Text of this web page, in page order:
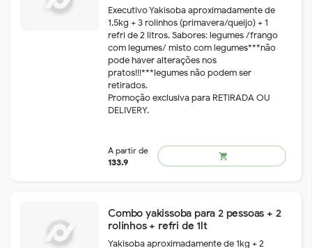
26.6
shopping_cart
Executivo Yakisoba aproximadamente de
1,5kg + 3 rolinhos (primavera/queijo) + 1
refri de 2 litros. Sabores: legumes /frango
com legumes/ misto com legumes***não
pode haver alterações nos
pratos!!!***legumes não podem ser
retirados.
Promoção exclusiva para RETIRADA OU
DELIVERY.
Combo yakissoba para 2 pessoas + 2
rolinhos + refri de 1lt
Yakisoba aproximadamente de 1kg + 2